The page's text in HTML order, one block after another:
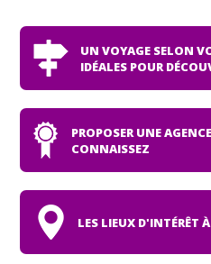
UN VOYAGE SELON
IDÉALES POUR
PROPOSER UNE
CONNAISSEZ
LES LIEUX D'INTÉRÊT